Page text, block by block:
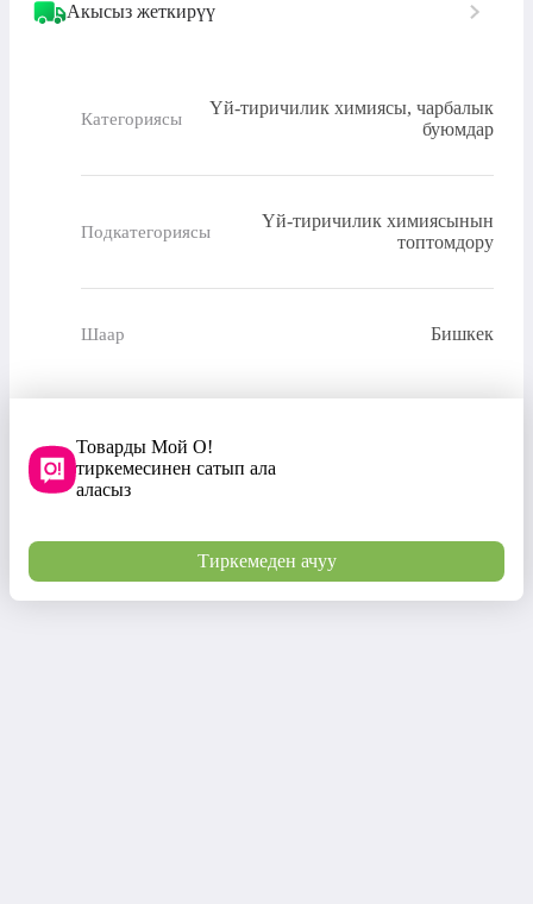
Акысыз жеткирүү
Категориясы
Үй-тиричилик химиясы, чарбалык
буюмдар
Подкатегориясы
Үй-тиричилик химиясынын
топтомдору
Шаар Бишкек
Товарды Мой О!
тиркемесинен сатып ала
аласыз
Тиркемеден ачуу